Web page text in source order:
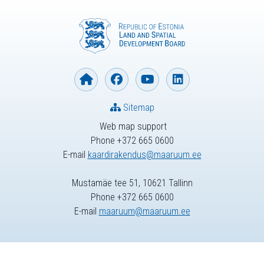
Web map support
Phone +372 665 0600
E-mail kaardirakendus@maaruum.ee
Sitemap
Mustamäe tee 51, 10621 Tallinn
Phone +372 665 0600
E-mail maaruum@maaruum.ee